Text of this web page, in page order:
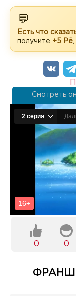
💬
Есть что
получите +5 Рё
Смотреть
0 0